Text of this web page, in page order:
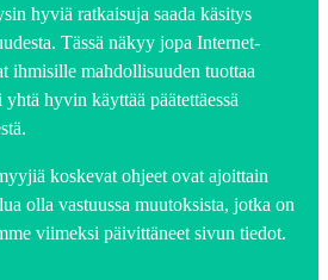
hyviä ratkaisuja saada käsitys
Tässä näkyy jopa Internet-
ihmisille mahdollisuuden tuottaa
hyvin käyttää päätettäessä
koskevat ohjeet ovat ajoittain
olla vastuussa muutoksista, jotka on
viimeksi päivittäneet sivun tiedot.